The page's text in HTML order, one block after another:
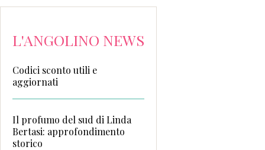
L'ANGOLINO NEWS
Codici sconto utili e
aggiornati
Il profumo del sud di Linda
Bertasi: approfondimento
storico